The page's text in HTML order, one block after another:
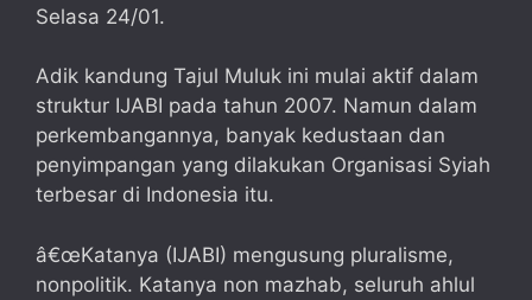
Selasa 24/01.
Adik kandung Tajul Muluk ini mulai aktif dalam
struktur IJABI pada tahun 2007. Namun dalam
perkembangannya, banyak kedustaan dan
penyimpangan yang dilakukan Organisasi Syiah
terbesar di Indonesia itu.
â€œKatanya (IJABI) mengusung pluralisme,
nonpolitik. Katanya non mazhab, seluruh ahlul